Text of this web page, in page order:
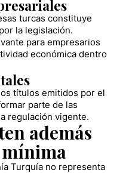
turcas constituye
la legislación.
para empresarios
económica dentro
títulos emitidos por el
parte de las
regulación vigente.
además
Turquía no representa